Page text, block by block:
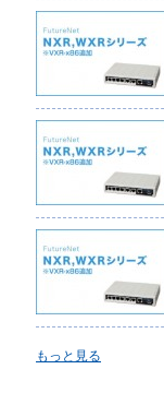
もっと見る